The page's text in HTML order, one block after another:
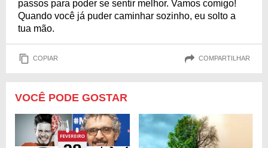
passos para poder se sentir melhor. Vamos comigo!
Quando você já puder caminhar sozinho, eu solto a
tua mão.
COPIAR COMPARTILHAR
VOCÊ PODE GOSTAR